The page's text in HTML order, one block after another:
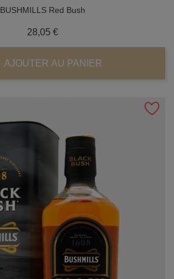
BUSHMILLS Red Bush
28,05 €Prix
AJOUTER AU PANIER